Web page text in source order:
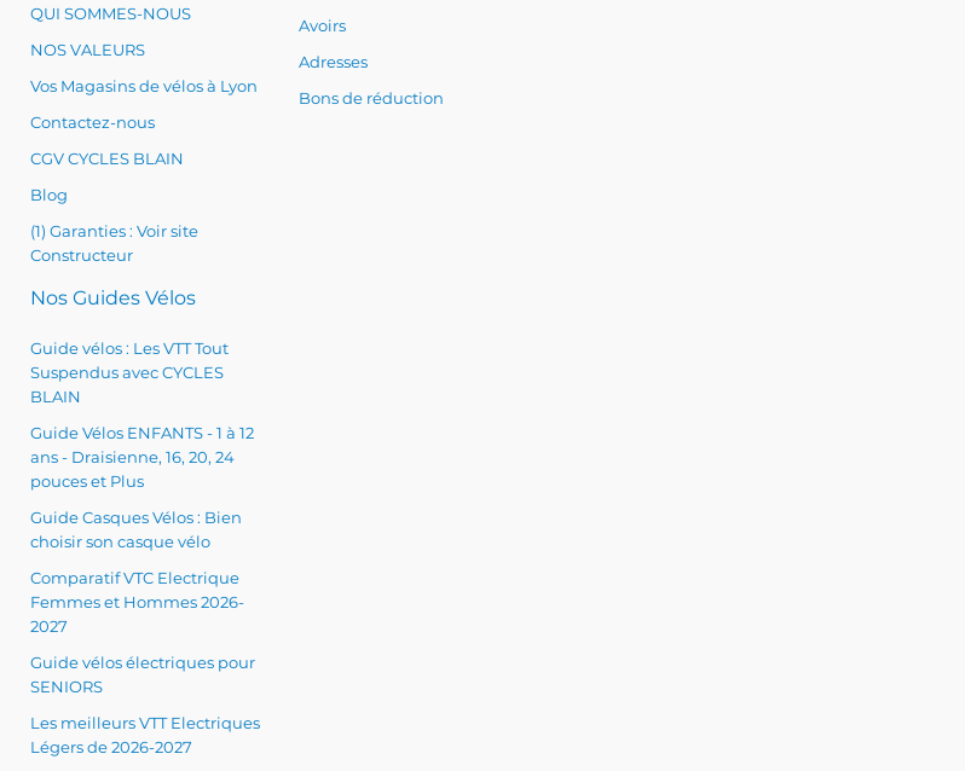
QUI SOMMES-NOUS
NOS VALEURS
Vos Magasins de vélos à Lyon
Contactez-nous
CGV CYCLES BLAIN
Blog
(1) Garanties : Voir site
Constructeur
Nos Guides Vélos
Guide vélos : Les VTT Tout
Suspendus avec CYCLES
BLAIN
Guide Vélos ENFANTS - 1 à 12
ans - Draisienne, 16, 20, 24
pouces et Plus
Guide Casques Vélos : Bien
choisir son casque vélo
Comparatif VTC Electrique
Femmes et Hommes 2026-
2027
Guide vélos électriques pour
SENIORS
Les meilleurs VTT Electriques
Légers de 2026-2027
Avoirs
Adresses
Bons de réduction